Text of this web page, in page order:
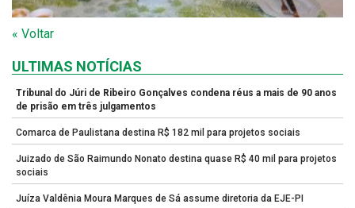
« Voltar
ULTIMAS NOTÍCIAS
Tribunal do Júri de Ribeiro Gonçalves condena réus a mais de 90 anos
de prisão em três julgamentos
Comarca de Paulistana destina R$ 182 mil para projetos sociais
Juizado de São Raimundo Nonato destina quase R$ 40 mil para projetos
sociais
Juíza Valdênia Moura Marques de Sá assume diretoria da EJE-PI